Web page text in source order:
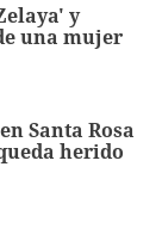
y
una mujer
Santa Rosa
herido